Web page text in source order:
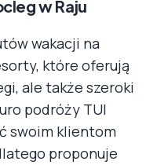
w Raju
wakacji na
które oferują
ale także szeroki
podróży TUI
swoim klientom
proponuje